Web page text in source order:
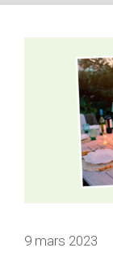
9 mars 2023